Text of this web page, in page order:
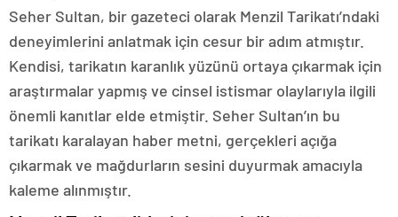
Seher Sultan, bir gazeteci olarak Menzil Tarikatı’ndaki
deneyimlerini anlatmak için cesur bir adım atmıştır.
Kendisi, tarikatın karanlık yüzünü ortaya çıkarmak için
araştırmalar yapmış ve cinsel istismar olaylarıyla ilgili
önemli kanıtlar elde etmiştir. Seher Sultan’ın bu
tarikatı karalayan haber metni, gerçekleri açığa
çıkarmak ve mağdurların sesini duyurmak amacıyla
kaleme alınmıştır.